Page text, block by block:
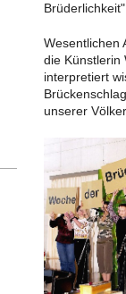
Wesentlichen
die Künstlerin
interpretiert
unserer